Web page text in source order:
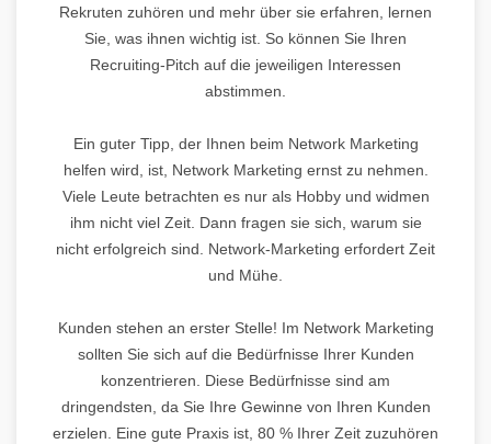
Rekruten zuhören und mehr über sie erfahren, lernen
Sie, was ihnen wichtig ist. So können Sie Ihren
Recruiting-Pitch auf die jeweiligen Interessen
abstimmen.
Ein guter Tipp, der Ihnen beim Network Marketing
helfen wird, ist, Network Marketing ernst zu nehmen.
Viele Leute betrachten es nur als Hobby und widmen
ihm nicht viel Zeit. Dann fragen sie sich, warum sie
nicht erfolgreich sind. Network-Marketing erfordert Zeit
und Mühe.
Kunden stehen an erster Stelle! Im Network Marketing
sollten Sie sich auf die Bedürfnisse Ihrer Kunden
konzentrieren. Diese Bedürfnisse sind am
dringendsten, da Sie Ihre Gewinne von Ihren Kunden
erzielen. Eine gute Praxis ist, 80 % Ihrer Zeit zuzuhören